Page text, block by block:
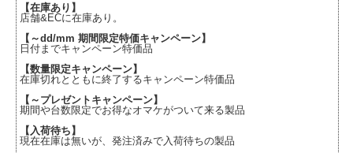
【在庫あり】
店舗&ECに在庫あり。
【～dd/mm 期間限定特価キャンペーン】
日付までキャンペーン特価品
【数量限定キャンペーン】
在庫切れとともに終了するキャンペーン特価品
【～プレゼントキャンペーン】
期間や台数限定でお得なオマケがついて来る製品
【入荷待ち】
現在在庫は無いが、発注済みで入荷待ちの製品